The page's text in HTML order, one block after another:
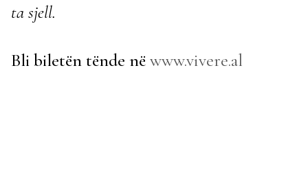
ta sjell.
Bli biletën tënde nëwww.vivere.al